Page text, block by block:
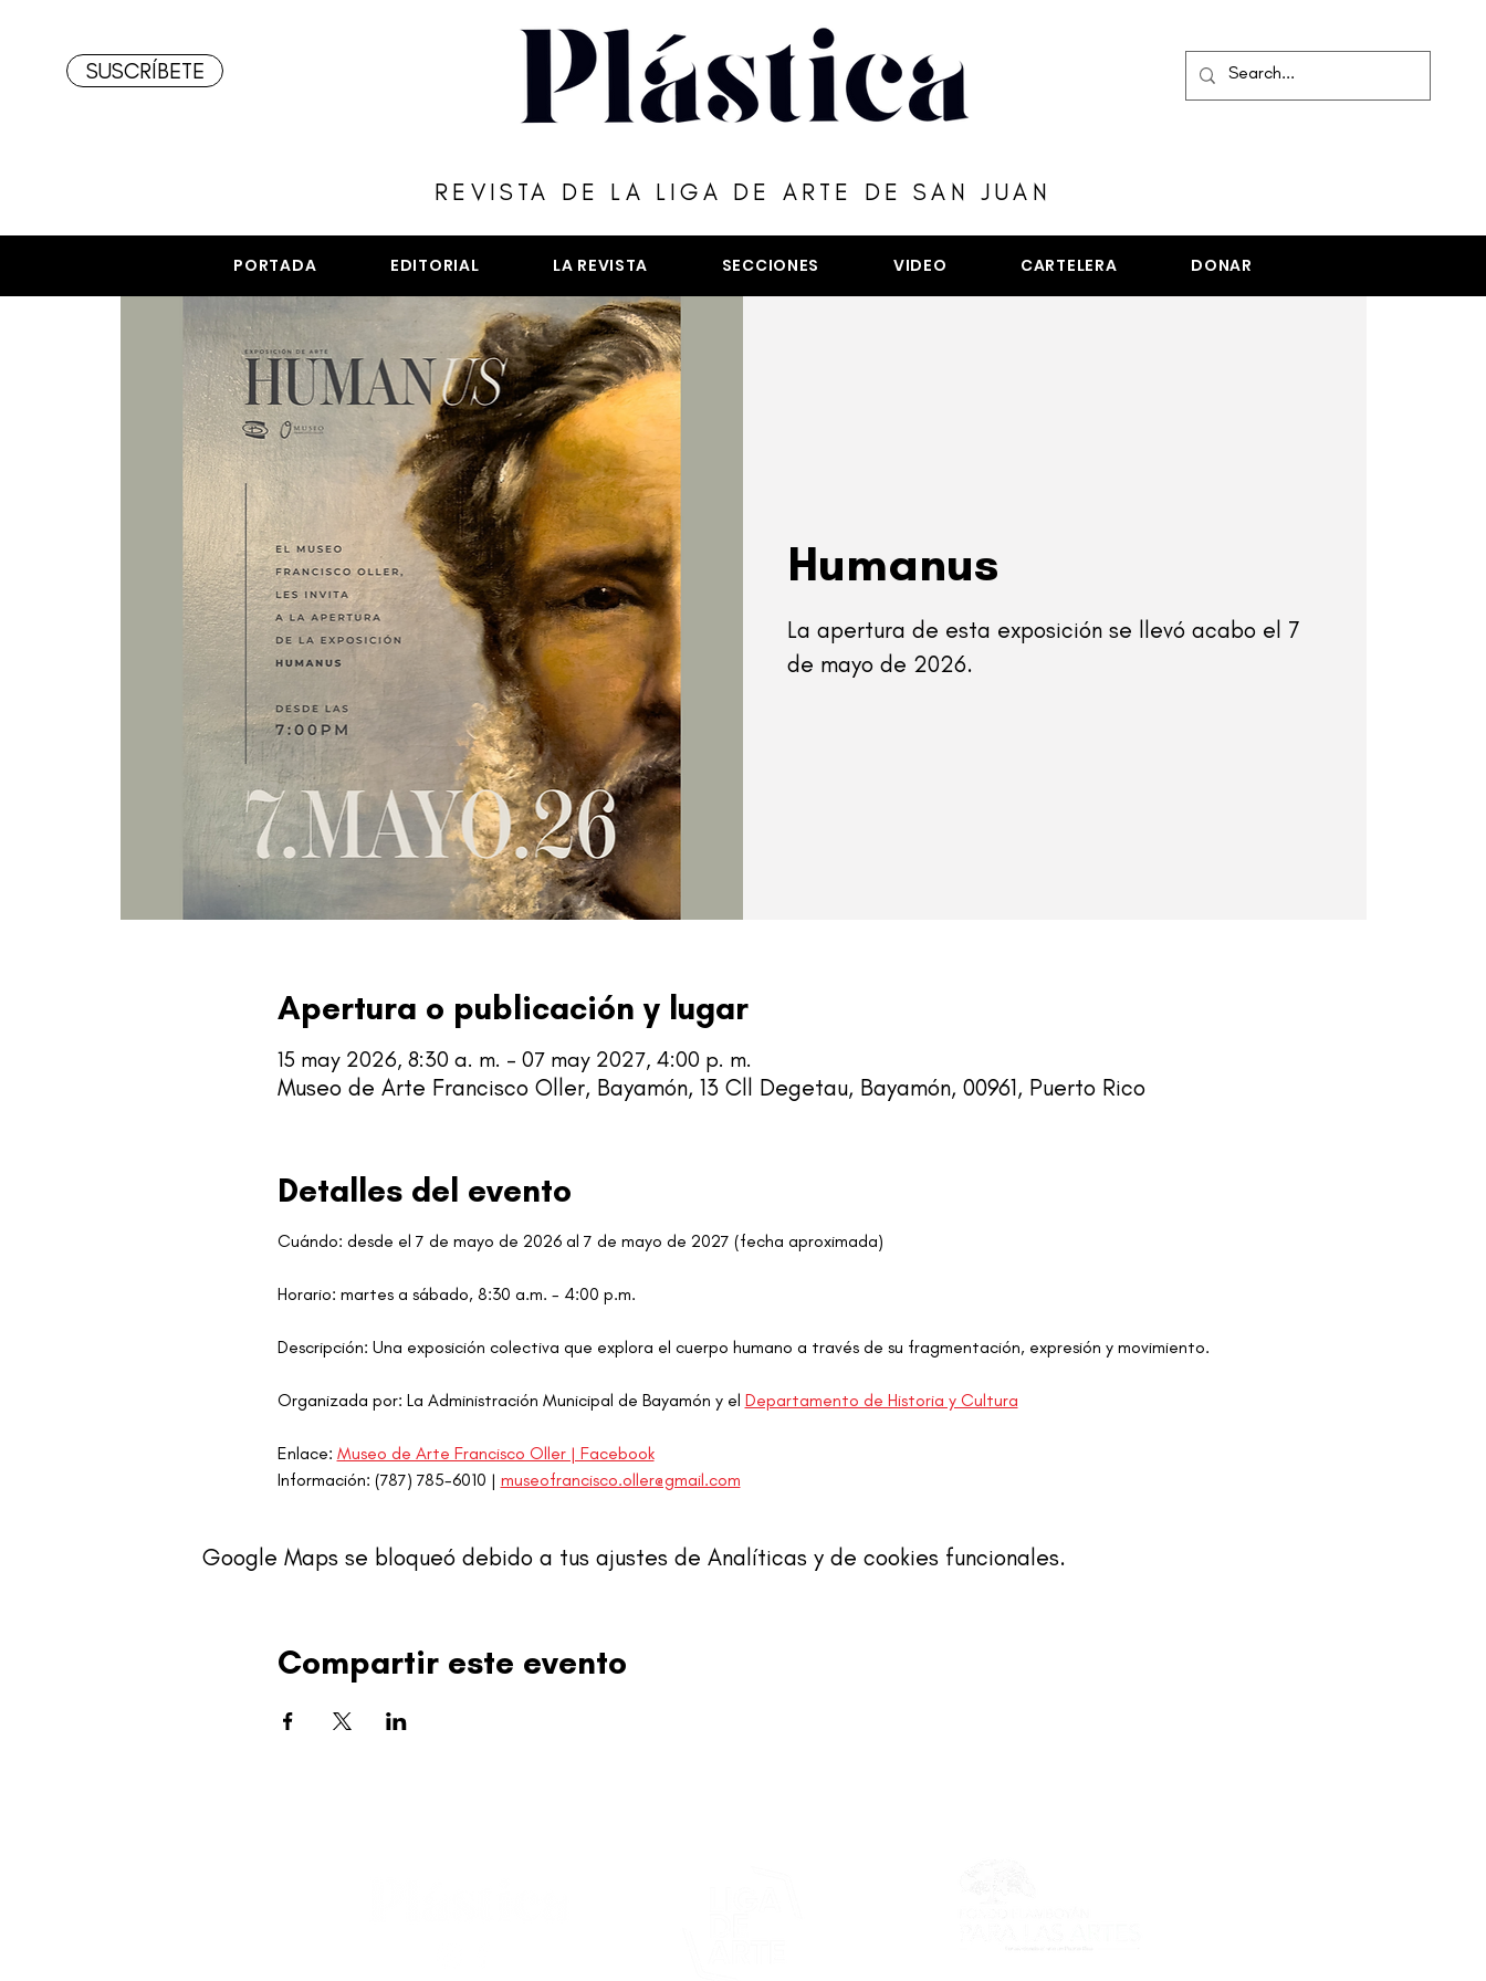
SUSCRÍBETE
REVISTA DE LA LIGA DE ARTE DE SAN JUAN
PORTADA EDITORIAL LA REVISTA SECCIONES VIDEO CARTELERA DONAR
Humanus
La apertura de esta exposición se llevó acabo el 7
de mayo de 2026.
Apertura o publicación y lugar
15 may 2026, 8:30 a. m. – 07 may 2027, 4:00 p. m.
Museo de Arte Francisco Oller, Bayamón, 13 Cll Degetau, Bayamón, 00961, Puerto Rico
Detalles del evento
Cuándo: desde el 7 de mayo de 2026 al 7 de mayo de 2027 (fecha aproximada)
Horario: martes a sábado, 8:30 a.m. - 4:00 p.m.
Descripción: Una exposición colectiva que explora el cuerpo humano a través de su fragmentación, expresión y movimiento.
Organizada por: La Administración Municipal de Bayamón y el Departamento de Historia y Cultura
Enlace: Museo de Arte Francisco Oller | Facebook
Información: (787) 785-6010 | museofrancisco.oller@gmail.com
Google Maps se bloqueó debido a tus ajustes de Analíticas y de cookies funcionales.
Compartir este evento